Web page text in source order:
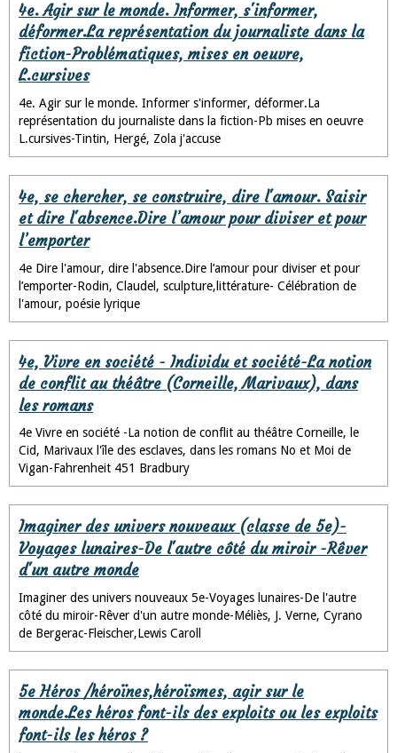
4e. Agir sur le monde. Informer, s'informer,
déformer.La représentation du journaliste dans la
fiction-Problématiques, mises en oeuvre,
L.cursives
4e. Agir sur le monde. Informer s'informer, déformer.La
représentation du journaliste dans la fiction-Pb mises en oeuvre
L.cursives-Tintin, Hergé, Zola j'accuse
4e, se chercher, se construire, dire l'amour. Saisir
et dire l'absence.Dire l’amour pour diviser et pour
l’emporter
4e Dire l'amour, dire l'absence.Dire l’amour pour diviser et pour
l’emporter-Rodin, Claudel, sculpture,littérature- Célébration de
l'amour, poésie lyrique
4e, Vivre en société - Individu et société-La notion
de conflit au théâtre (Corneille, Marivaux), dans
les romans
4e Vivre en société -La notion de conflit au théâtre Corneille, le
Cid, Marivaux l'île des esclaves, dans les romans No et Moi de
Vigan-Fahrenheit 451 Bradbury
Imaginer des univers nouveaux (classe de 5e)-
Voyages lunaires-De l'autre côté du miroir -Rêver
d'un autre monde
Imaginer des univers nouveaux 5e-Voyages lunaires-De l'autre
côté du miroir-Rêver d'un autre monde-Méliès, J. Verne, Cyrano
de Bergerac-Fleischer,Lewis Caroll
5e Héros /héroïnes,héroïsmes, agir sur le
monde.Les héros font-ils des exploits ou les exploits
font-ils les héros ?